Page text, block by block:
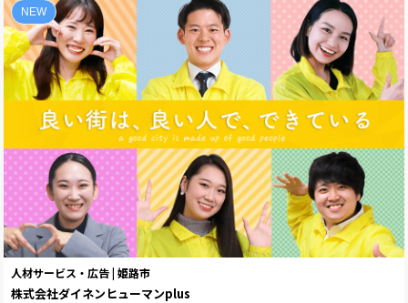
NEW
人材サービス・広告 | 姫路市
株式会社ダイネンヒューマンplus